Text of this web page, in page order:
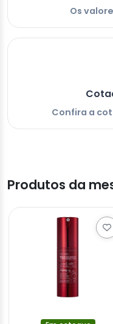
Os
Confira a
Produtos da